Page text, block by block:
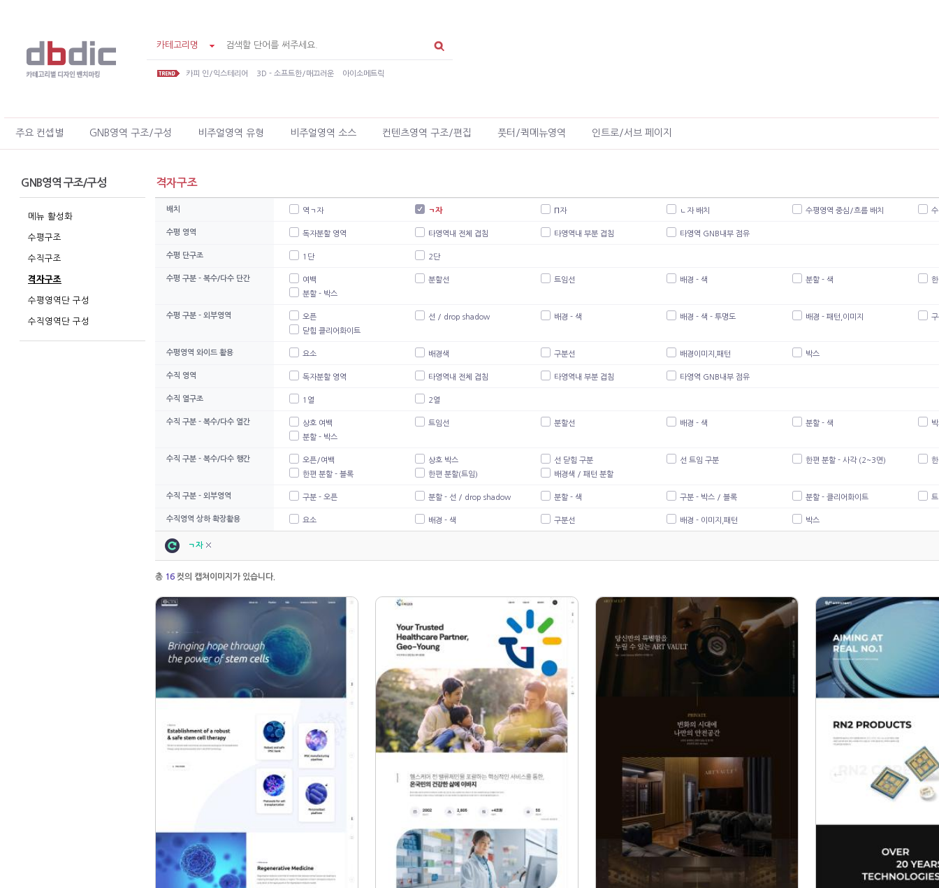
카테고리명
카피 인/익스테리어 3D - 소프트한/매끄러운 아이소메트릭
주요 컨셉별 GNB영역 구조/구성 비주얼영역 유형 비주얼영역 소스 컨텐츠영역 구조/편집 풋터/퀵메뉴영역 인트로/서브 페이지
GNB영역 구조/구성
메뉴 활성화
수평구조
수직구조
격자구조
수평영역단 구성
수직영역단 구성
격자구조
배치 역ㄱ자 ㄱ자 Π자 ㄴ자 배치 수평영역 중심/흐름 배치
수평 영역 독자분할 영역 타영역내 전체 겹침 타영역내 부분 겹침 타영역 GNB내부 점유
수평 단구조 1단 2단
수평 구분 - 복수/다수 단간 여백 분할선 트임선 배경 - 색 분할 - 색
분할 - 박스
수평 구분 - 외부영역 오픈 선 / drop shadow 배경 - 색 배경 - 색 - 투명도 배경 - 패턴,이미지
닫힘 클리어화이트
수평영역 와이드 활용 요소 배경색 구분선 배경이미지,패턴 박스
수직 영역 독자분할 영역 타영역내 전체 겹침 타영역내 부분 겹침 타영역 GNB내부 점유
수직 열구조 1열 2열
수직 구분 - 복수/다수 열간 상호 여백 트임선 분할선 배경 - 색 분할 - 색
분할 - 박스
수직 구분 - 복수/다수 행간 오픈/여백 상호 박스 선 닫힘 구분 선 트임 구분 한편 분할 - 사각 (2~3면)
한편 분할 - 블록
한편 분할(트임) 배경색 / 패턴 분할
수직 구분 - 외부영역 구분 - 오픈 분할 - 선 / drop shadow 분할 - 색 구분 - 박스 / 블록 분할 - 클리어화이트
수직영역 상하 확장활용 요소 배경 - 색 구분선 배경 - 이미지,패턴 박스
ㄱ자
총 16 컷의 캡쳐이미지가 있습니다.